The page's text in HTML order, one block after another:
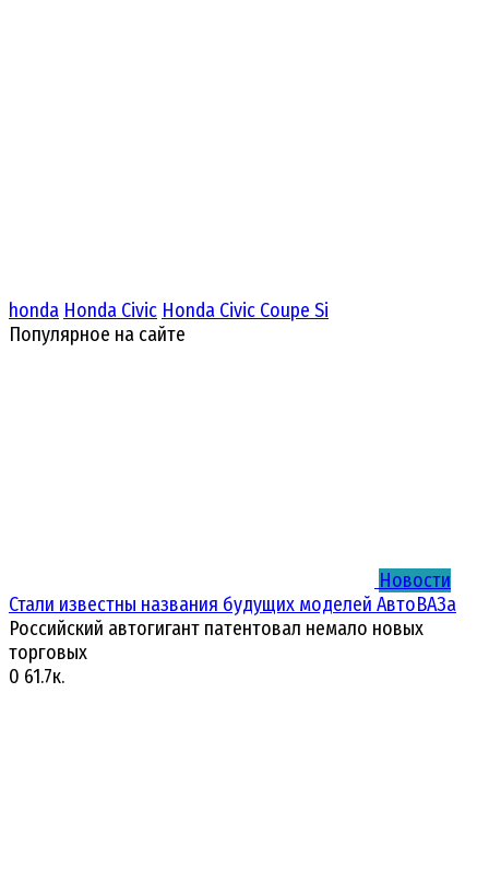
honda Honda Civic Honda Civic Coupe Si
Популярное на сайте
Новости
Стали известны названия будущих моделей АвтоВАЗа
Российский автогигант патентовал немало новых
торговых
0 61.7к.